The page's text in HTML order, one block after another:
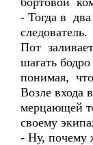
- Тогда в
следователь.
Пот
шагать
понимая,
Возле входа
мерцающей
своему
- Ну, почему